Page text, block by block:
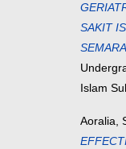
SAKIT
Islam
Aoralia,